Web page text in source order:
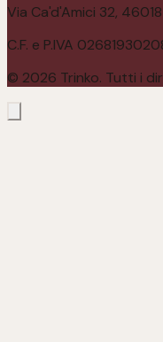
Via Ca'd'Amici 32,
C.F. e P.IVA
© 2026 Trinko. Tutti i